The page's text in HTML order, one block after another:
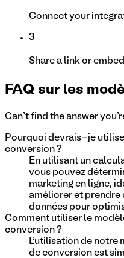
Connect your
3
Share a link or
FAQ sur les
Can't find the answer
Pourquoi devrais-je
conversion ?
En utilisant un
vous pouvez
marketing en ligne,
améliorer et prendre
données pour
Comment utiliser le
conversion ?
L’utilisation de
de conversion est